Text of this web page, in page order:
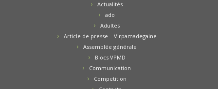
Actualités
ado
Adultes
Article de presse – Virpamadegaine
Assemblée générale
Blocs VPMD
Communication
Competition